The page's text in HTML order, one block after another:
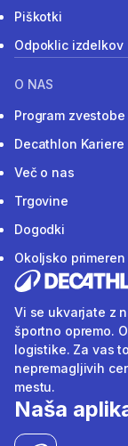
Piškotki
Odpoklic izdelkov
O NAS
Program zvestobe
Decathlon Kariere
Več o nas
Trgovine
Dogodki
Okoljsko
Vi se ukvarjate z
športno opremo.
logistike. Za vas
nepremagljivih
mestu.
Naša